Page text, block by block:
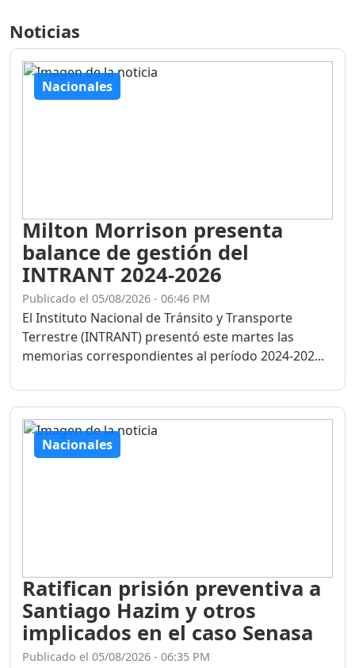
Noticias
Nacionales
Milton Morrison presenta
balance de gestión del
INTRANT 2024-2026
Publicado el 05/08/2026 - 06:46 PM
El Instituto Nacional de Tránsito y Transporte
Terrestre (INTRANT) presentó este martes las
memorias correspondientes al período 2024-202...
Nacionales
Ratifican prisión preventiva a
Santiago Hazim y otros
implicados en el caso Senasa
Publicado el 05/08/2026 - 06:35 PM